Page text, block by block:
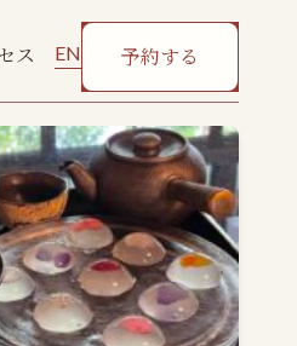
ス EN 予約する